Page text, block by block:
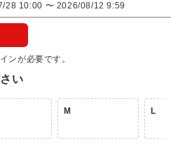
28 10:00 〜 2026/08/12 9:59
ンが必要です。
い
M L